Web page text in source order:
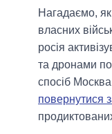
Нагадаємо,
власних
росія
та дронами по
спосіб
повернутися